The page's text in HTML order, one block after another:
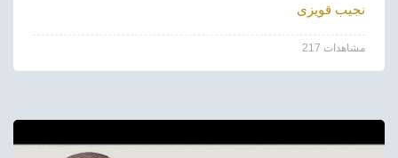
نجيب قويزى
217 مشاهدات